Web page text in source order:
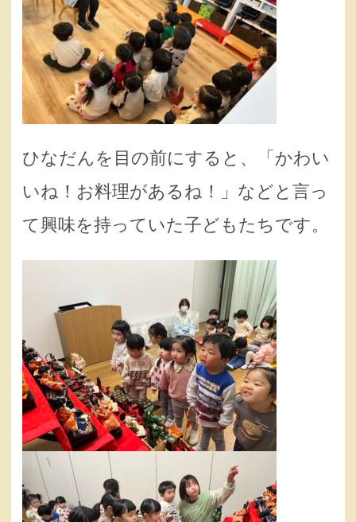
ひなだんを目の前にすると、「かわい
いね！お料理があるね！」などと言っ
て興味を持っていた子どもたちです。